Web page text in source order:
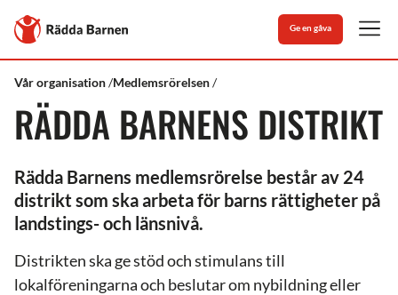
Till
Rädda
Barnens
Ge en gåva
Rädda
Om
Vår organisation Medlemsrörelsen
Distrikten
RÄDDA BARNENS DISTRIKT
Rädda Barnens medlemsrörelse består av 24
distrikt som ska arbeta för barns rättigheter på
landstings- och länsnivå.
Distrikten ska ge stöd och stimulans till
lokalföreningarna och beslutar om nybildning eller